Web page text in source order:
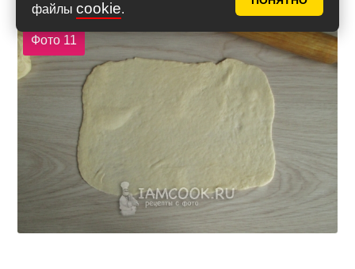
файлы cookie.
Фото 11